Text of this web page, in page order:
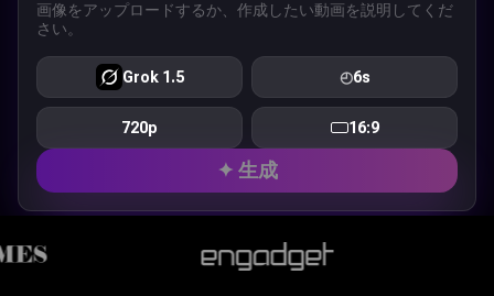
画像をアップロードするか、作成したい動画を説明してくだ
さい。
Grok 1.5 ◴6s
720p 16:9
✦ 生成